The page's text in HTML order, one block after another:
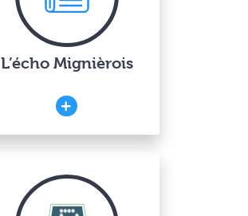
L’écho Mignièrois